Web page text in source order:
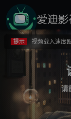
提示
提示
如果无法播放
提示
视频载入速度
不要轻易相信
请